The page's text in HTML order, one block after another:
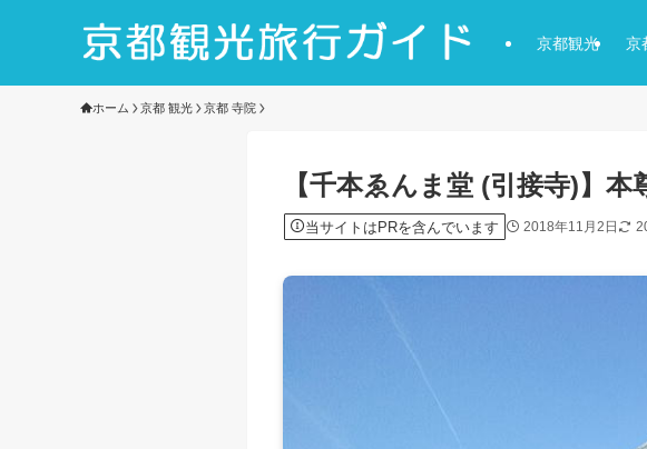
京都観光 京
ホーム 京都 観光 京都 寺院
【千本ゑんま堂 (引接寺)】本
当サイトはPRを含んでいます 2018年11月2日